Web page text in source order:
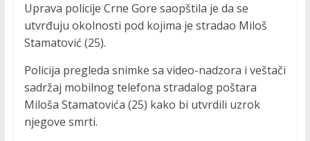
Uprava policije Crne Gore saopštila je da se
utvrđuju okolnosti pod kojima je stradao Miloš
Stamatović (25).
Policija pregleda snimke sa video-nadzora i veštači
sadržaj mobilnog telefona stradalog poštara
Miloša Stamatovića (25) kako bi utvrdili uzrok
njegove smrti.